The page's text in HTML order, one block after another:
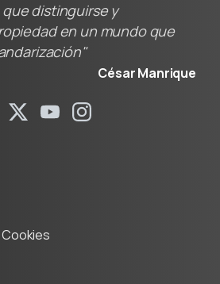
distinguirse y
en un mundo que
César Manrique
Cookies